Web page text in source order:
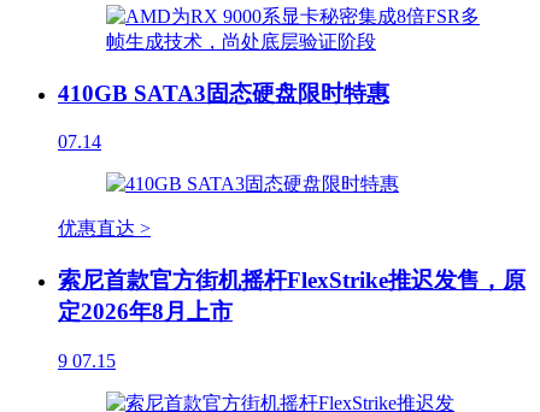
410GB SATA3固态硬盘限时特惠
07.14
优惠直达 >
索尼首款官方街机摇杆FlexStrike推迟发售，原
定2026年8月上市
9 07.15